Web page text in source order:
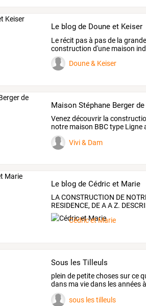
Le blog de Doune et Keiser
Le récit pas à pas de la
construction d'une maison
Doune & Keiser
Maison Stéphane Berger
Venezdécouvrir la
notre maison BBCtype Ligne
Stéphane
Vivi & Dam
Le blog de Cédric et Marie
LACONSTRUCTION DE
RESIDENCE, DEAAZ.
Cédric et Marie
Sous les Tilleuls
plein de petitechosessurce
dans ma viedans lesannéesà
commencer
sous les tilleuls